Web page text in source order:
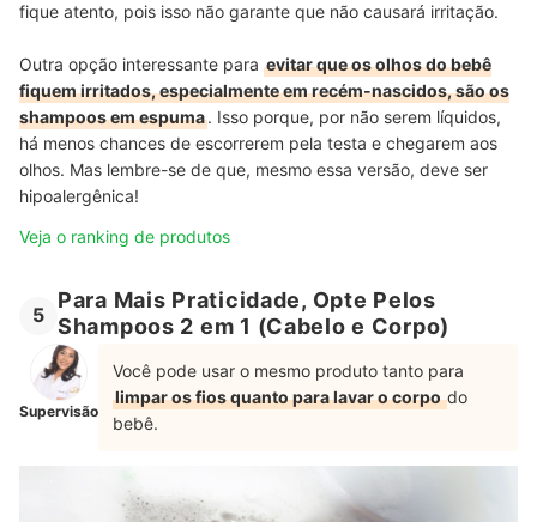
fique atento, pois isso não garante que não causará irritação.
Outra opção interessante para evitar que os olhos do bebê
fiquem irritados, especialmente em recém-nascidos, são os
shampoos em espuma. Isso porque, por não serem líquidos,
há menos chances de escorrerem pela testa e chegarem aos
olhos. Mas lembre-se de que, mesmo essa versão, deve ser
hipoalergênica!
Veja o ranking de produtos
5
Para Mais Praticidade, Opte Pelos
Shampoos 2 em 1 (Cabelo e Corpo)
Supervisão
Você pode usar o mesmo produto tanto para
limpar os fios quanto para lavar o corpodo
bebê.